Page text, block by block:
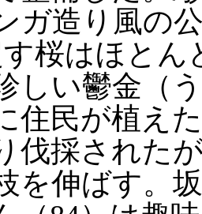
ガ造り風の
す桜はほと
しい鬱金（
住民が植え
伐採された
を伸ばす。